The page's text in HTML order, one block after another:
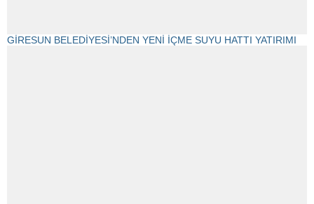
GİRESUN BELEDİYESİ’NDEN YENİ İÇME SUYU HATTI YATIRIMI